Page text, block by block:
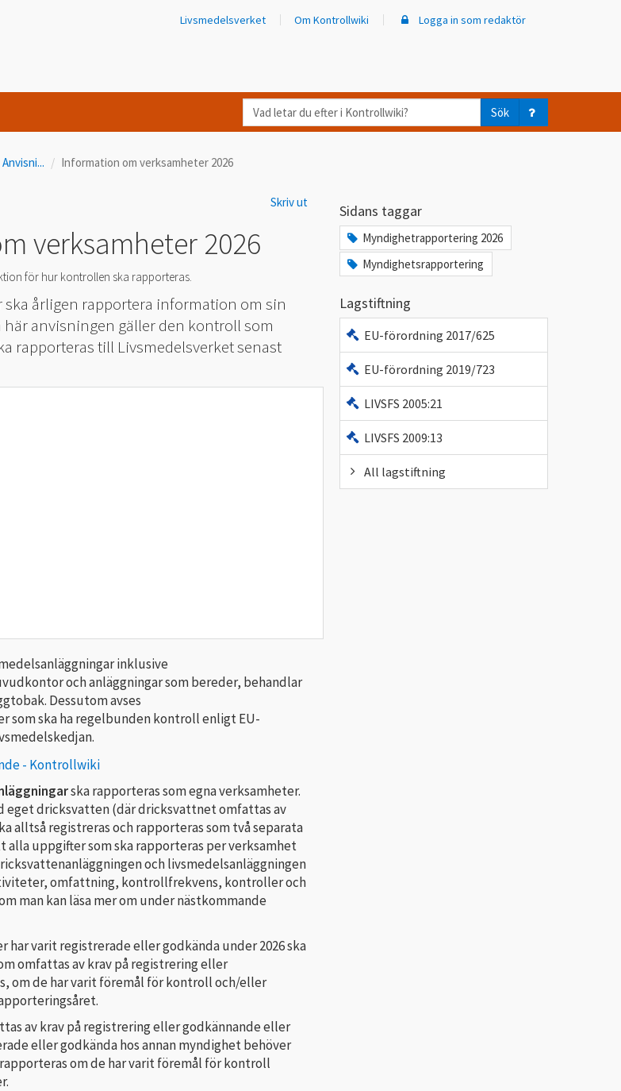
Livsmedelsverket Om Kontrollwiki Logga in som redaktör
Vad
letar
Kontrollwiki?
Sök
Anvisni... Information om verksamheter 2026
Skriv ut
verksamheter 2026
för hur kontrollen ska rapporteras.
årligen rapportera information om sin
anvisningen gäller den kontroll som
rapporteras till Livsmedelsverket senast
inklusive
och anläggningar som bereder, behandlar
Dessutom avses
som ska ha regelbunden kontroll enligt EU-
- Kontrollwiki
ska rapporteras som egna verksamheter.
eget dricksvatten (där dricksvattnet omfattas av
alltså registreras och rapporteras som två separata
alla uppgifter som ska rapporteras per verksamhet
och livsmedelsanläggningen
omfattning, kontrollfrekvens, kontroller och
man kan läsa mer om under nästkommande
har varit registrerade eller godkända under 2026 ska
omfattas av krav på registrering eller
om de har varit föremål för kontroll och/eller
av krav på registrering eller godkännande eller
eller godkända hos annan myndighet behöver
om de har varit föremål för kontroll
Sidans taggar
Myndighetrapportering 2026
Myndighetsrapportering
Lagstiftning
EU-förordning 2017/625
EU-förordning 2019/723
LIVSFS 2005:21
LIVSFS 2009:13
All lagstiftning